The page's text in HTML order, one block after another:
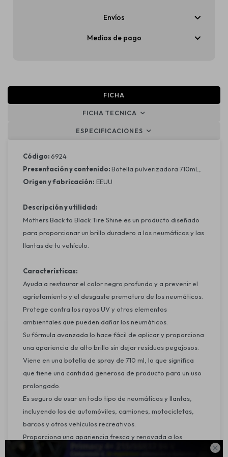

Envíos
Medios de pago
FICHA
FICHA TECNICA
ESPECIFICACIONES
Código: 6924
Presentación y contenido:Botella pulverizadora 710mL,
Origen y fabricación: EEUU
Descripción y utilidad:
Mothers Back to Black Tire Shine es un producto diseñado
para proporcionar un brillo duradero a los neumáticos y las
llantas de tu vehículo.
Características:
Ayuda a restaurar el color negro profundo y a prevenir el
agrietamiento y el desgaste prematuro de los neumáticos.
Protege contra los rayos UV y otros elementos
ambientales que pueden dañar los neumáticos.
Su fórmula avanzada lo hace fácil de aplicar y proporciona
una apariencia de alto brillo sin dejar residuos pegajosos.
Viene en una botella de spray de 710 ml, lo que significa
que tiene una cantidad generosa de producto para un uso
prolongado.
Es seguro de usar en todo tipo de neumáticos y llantas,
incluyendo los de automóviles, camiones, motocicletas,
barcos y otros vehículos recreativos.
Proporciona una apariencia fresca y renovada a los
neumáticos y las llantas, lo que ayuda a mejorar la